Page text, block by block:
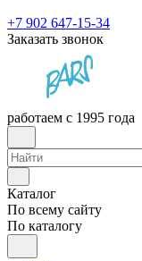
+7 902 647-15-34
Заказать звонок
работаем с 1995 года
Каталог
По всему сайту
По каталогу